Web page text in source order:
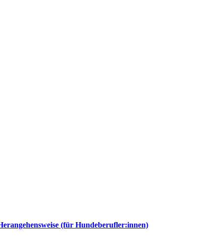
(für Hundeberufler:innen)